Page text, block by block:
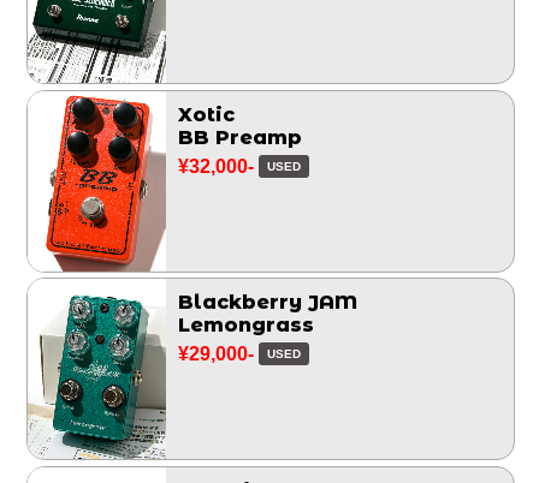
Xotic
BB Preamp
¥32,000- USED
Blackberry JAM
Lemongrass
¥29,000- USED